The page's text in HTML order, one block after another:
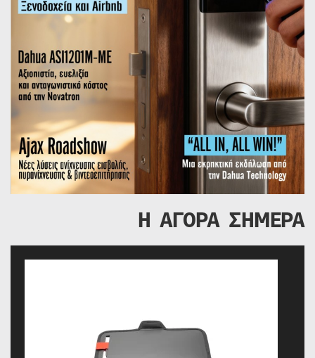
Η ΑΓΟΡΑ ΣΗΜΕΡΑ